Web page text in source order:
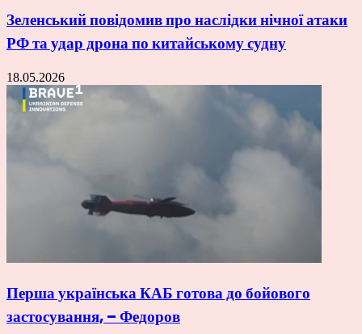
Зеленський повідомив про наслідки нічної атаки
РФ та удар дрона по китайському судну
18.05.2026
Перша українська КАБ готова до бойового
застосування, – Федоров